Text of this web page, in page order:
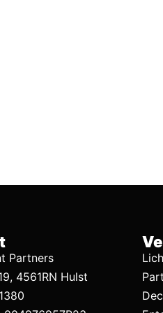
Partners
4561RN Hulst